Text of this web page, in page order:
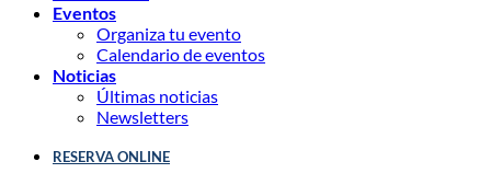
Eventos
Organiza tu evento
Calendario de eventos
Noticias
Últimas noticias
Newsletters
RESERVA ONLINE